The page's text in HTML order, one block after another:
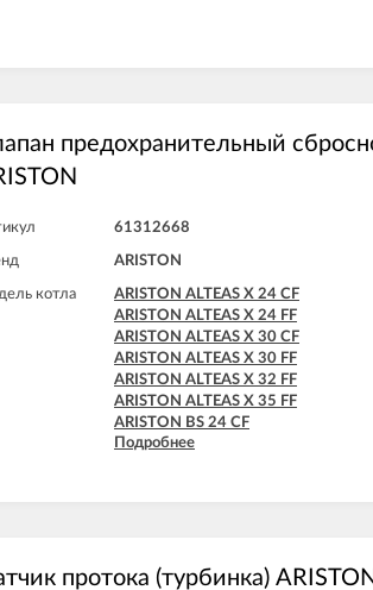
предохранительный
61312668
ARISTON
котла
ARISTON ALTEAS X 24 CF
ARISTON ALTEAS X 24 FF
ARISTON ALTEAS X 30 CF
ARISTON ALTEAS X 30 FF
ARISTON ALTEAS X 32 FF
ARISTON ALTEAS X 35 FF
ARISTON BS 24 CF
ARISTON BS 24 FF
ARISTON CARES X 15 FF
Подробнее
протока (турбинка) ARISTON